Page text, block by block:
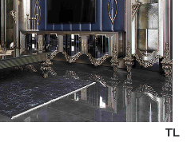
TL